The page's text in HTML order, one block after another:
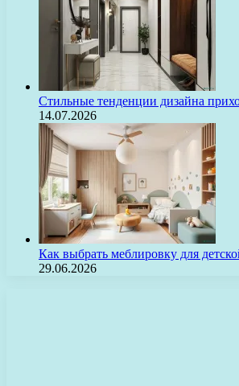
Стильные тенденции дизайна
14.07.2026
Как выбрать меблировку для
29.06.2026